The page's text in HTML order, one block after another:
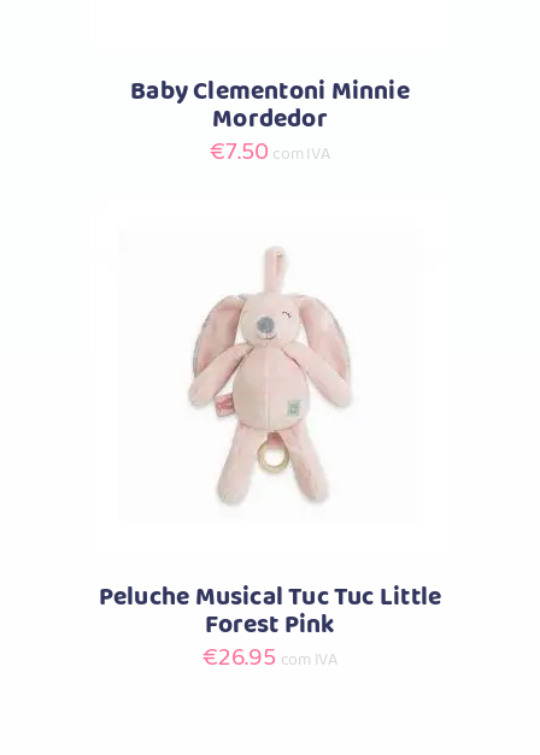
Baby Clementoni Minnie
Mordedor
€7.50 com IVA
Comprar
Peluche Musical Tuc Tuc Little
Forest Pink
€26.95 com IVA